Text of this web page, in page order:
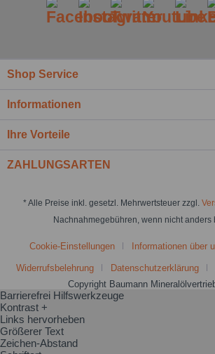
Shop Service
Informationen
Ihre Vorteile
ZAHLUNGSARTEN
* Alle Preise inkl. gesetzl. Mehrwertsteuer zzgl.
Nachnahmegebühren, wenn nicht anders
Cookie-Einstellungen Informationen über
Widerrufsbelehrung Datenschutzerklärung
Copyright Baumann
Barrierefrei Hilfswerkzeuge
Kontrast +
Links hervorheben
Größerer Text
Zeichen-Abstand